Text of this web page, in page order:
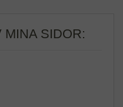
MINA SIDOR: